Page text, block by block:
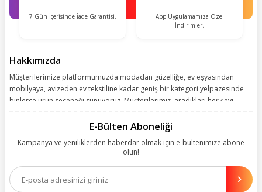
7 Gün İçerisinde İade Garantisi.
App Uygulamamıza Özel
İndirimler.
Hakkımızda
Müşterilerimize platformumuzda modadan güzelliğe, ev eşyasından
mobilyaya, avizeden ev tekstiline kadar geniş bir kategori yelpazesinde
binlerce ürün seçeneği sunuyoruz. Müşterilerimiz, aradıkları her şeyi
kolay, kusursuz ve keyifli bir alışveriş yolculuğu sunarken deneyiminize
olanakları sunuyoruz. Çalışmalarımızı müşterilerimizin memnuniyetini
esas alarak yürütüyoruz.
E-Bülten Aboneliği
Kampanya ve yeniliklerden haberdar olmak için e-bültenimize abone
olun!